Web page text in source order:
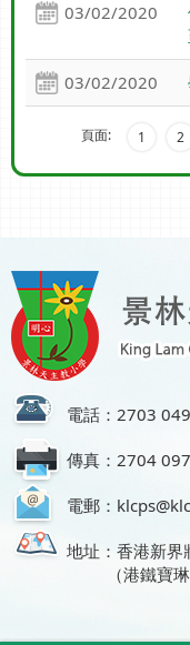
03/02/2020
03/02/2020
頁面: 1 2
電話：2703
傳真：2704
電郵：
地址：香港新界
（港鐵寶琳